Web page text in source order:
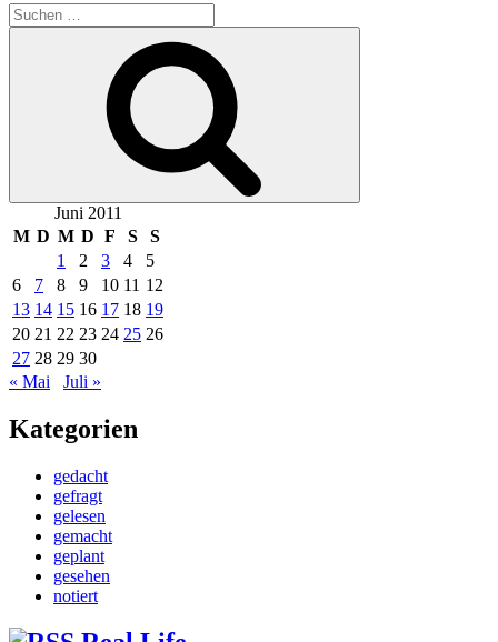
Suchen
nach:
Juni 2011
M D M D F S
S
1
2 3 4
5
6
7 8 9 10 11 12
13 14 15 16 17 18 19
20 21 22 23 24 25 26
27 28 29 30
« Mai
Juli »
Kategorien
gedacht
gefragt
gelesen
gemacht
geplant
gesehen
notiert